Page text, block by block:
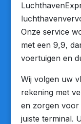
Onze service
met een 9,9,
voertuigen en
Wij volgen uw
rekening met
en zorgen voor
juiste terminal.